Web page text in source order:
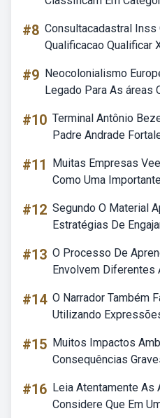
#8 Consultacadastral Inss
Qualificacao Qualificar
#9 Neocolonialismo
Legado Para As áreas
#10 Terminal Antônio
Padre Andrade
#11
Muitas Empresas
Como Uma
#12 Segundo O Material
Estratégias De
#13 O Processo De
Envolvem Diferentes
#14 O Narrador Também
Utilizando
#15 Muitos Impactos
Consequências
#16 Leia Atentamente As
Considere Que Em